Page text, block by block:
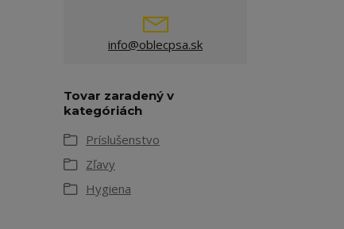
info@oblecpsa.sk
Tovar zaradený v
kategóriách
Príslušenstvo
Zľavy
Hygiena